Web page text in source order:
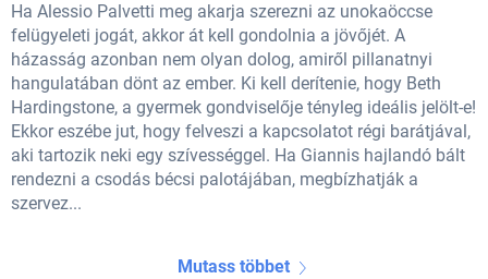
Ha Alessio Palvetti meg akarja szerezni az unokaöccse
felügyeleti jogát, akkor át kell gondolnia a jövőjét. A
házasság azonban nem olyan dolog, amiről pillanatnyi
hangulatában dönt az ember. Ki kell derítenie, hogy Beth
Hardingstone, a gyermek gondviselője tényleg ideális jelölt-e!
Ekkor eszébe jut, hogy felveszi a kapcsolatot régi barátjával,
aki tartozik neki egy szívességgel. Ha Giannis hajlandó bált
rendezni a csodás bécsi palotájában, megbízhatják a
szervez...
Mutass többet